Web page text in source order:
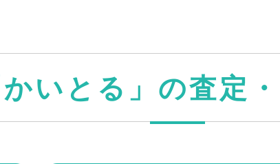
いとる」 の査定